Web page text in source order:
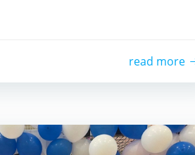
read more